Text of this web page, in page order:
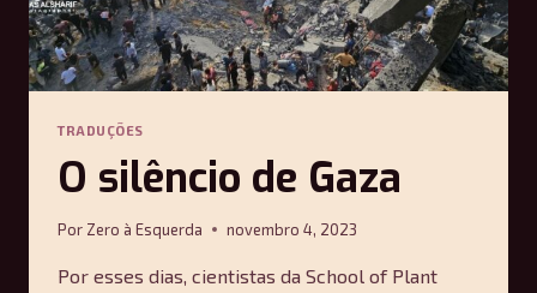
TELES
TRADUÇÕES
O silêncio de Gaza
Por Zero à Esquerda novembro 4, 2023
Por esses dias, cientistas da School of Plant